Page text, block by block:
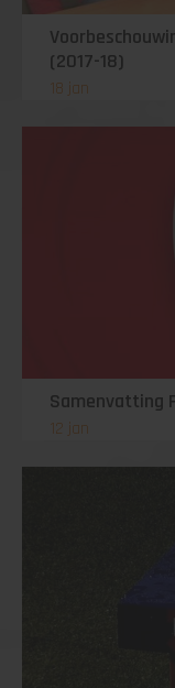
(2017-18)
18 jan
Samenvatting
12 jan